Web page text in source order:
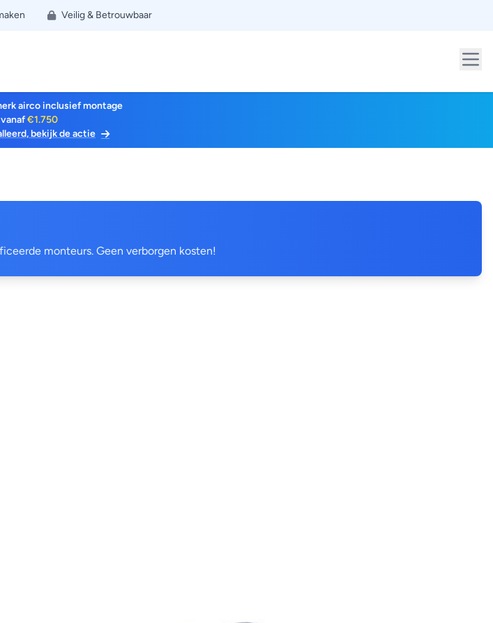
Veilig & Betrouwbaar
airco inclusief montage
vanaf€1.750
bekijk de actie
monteurs. Geen verborgen kosten!